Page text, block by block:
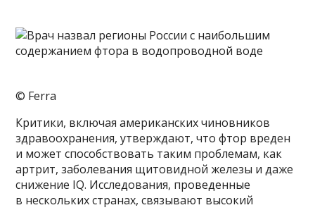
© Ferra
Критики, включая американских чиновников
здравоохранения, утверждают, что фтор вреден
и может способствовать таким проблемам, как
артрит, заболевания щитовидной железы и даже
снижение IQ. Исследования, проведенные
в нескольких странах, связывают высокий